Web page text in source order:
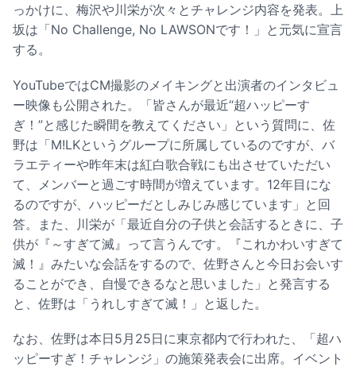
っかけに、梅沢や川栄が次々とチャレンジ内容を発表。上
坂は「No Challenge, No LAWSONです！」と元気に宣言
する。
YouTubeではCM撮影のメイキングと出演者のインタビュ
ー映像も公開された。「皆さんが最近“超ハッピーす
ぎ！”と感じた瞬間を教えてください」という質問に、佐
野は「M!LKというグループに所属しているのですが、バ
ラエティーや昨年末は紅白歌合戦にも出させていただい
て、メンバーと過ごす時間が増えています。12年⽬にな
るのですが、ハッピーだとしみじみ感じています」と回
答。また、川栄が「最近自分の子供と会話するときに、子
供が『～すぎて滅』って言うんです。『これかわいすぎて
滅！』みたいな会話をするので、佐野さんと今日お会いす
ることができ、自慢できるなと思いました」と発言する
と、佐野は「うれしすぎて滅！」と返した。
なお、佐野は本日5月25日に東京都内で行われた、「超ハ
ッピーすぎ！チャレンジ」の施策発表会に出席。イベント